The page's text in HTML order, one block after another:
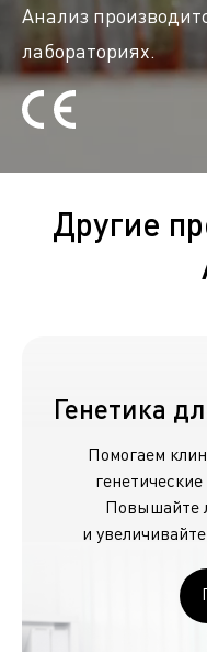
Анализ
лабораториях.
Другие
Генетика
Помогаем
Повышайте
и